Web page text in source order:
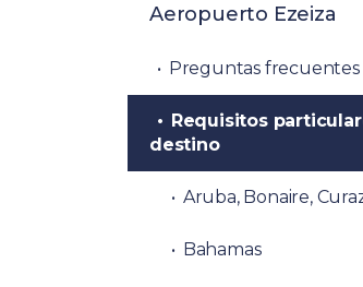
Aeropuerto Ezeiza
Preguntas frecuentes
Requisitos
destino
Aruba, Bonaire,
Bahamas